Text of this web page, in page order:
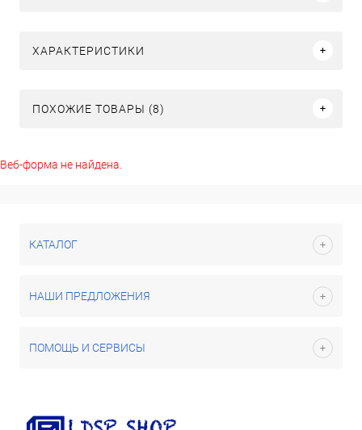
ХАРАКТЕРИСТИКИ
ПОХОЖИЕ ТОВАРЫ (8)
Веб-форма не найдена.
КАТАЛОГ
НАШИ ПРЕДЛОЖЕНИЯ
ПОМОЩЬ И СЕРВИСЫ